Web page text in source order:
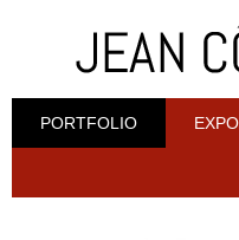
PORTFOLIO